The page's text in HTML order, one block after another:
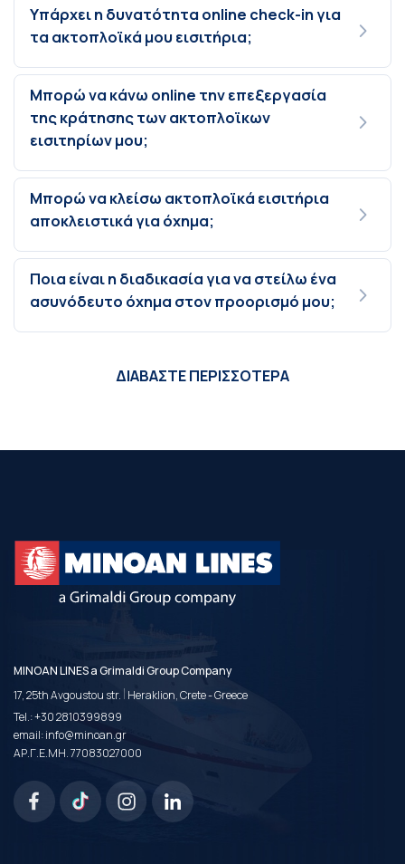
Υπάρχει η δυνατότητα online check-in για
τα ακτοπλοϊκά μου εισιτήρια;
Μπορώ να κάνω online την επεξεργασία
της κράτησης των ακτοπλοϊκων
εισιτηρίων μου;
Μπορώ να κλείσω ακτοπλοϊκά εισιτήρια
αποκλειστικά για όχημα;
Ποια είναι η διαδικασία για να στείλω ένα
ασυνόδευτο όχημα στον προορισμό μου;
ΔΙΑΒΑΣΤΕ ΠΕΡΙΣΣΟΤΕΡΑ
MINOAN LINES a Grimaldi Group Company
17, 25th Avgoustou str. | Heraklion, Crete - Greece
Tel.:+30 2810399899
email:info@minoan.gr
ΑΡ.Γ.Ε.ΜΗ. 77083027000